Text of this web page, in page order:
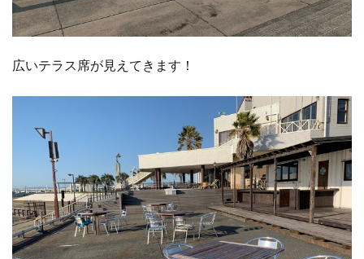
広いテラス席が見えてきます！